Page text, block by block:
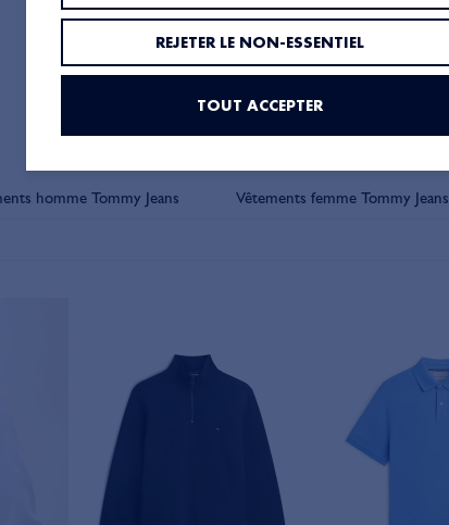
homme Tommy Jeans Vêtements femme Tommy Jeans
REJETER LE NON-ESSENTIEL
TOUT ACCEPTER